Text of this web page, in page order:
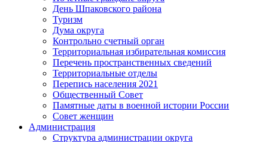
День Шпаковского района
Туризм
Дума округа
Контрольно счетный орган
Территориальная избирательная комиссия
Перечень пространственных сведений
Территориальные отделы
Перепись населения 2021
Общественный Совет
Памятные даты в военной истории России
Совет женщин
Администрация
Структура администрации округа